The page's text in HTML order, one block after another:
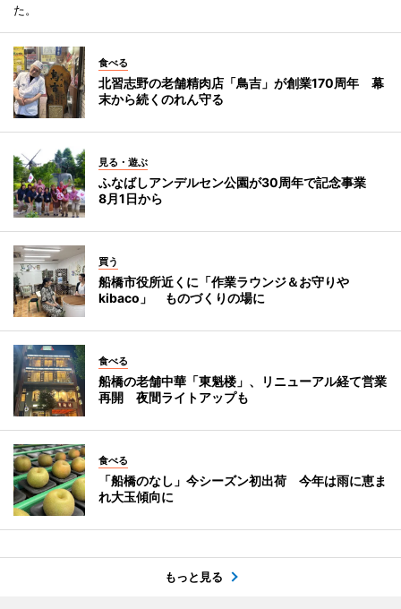
た。
食べる
北習志野の老舗精肉店「鳥吉」が創業170周年 幕
末から続くのれん守る
見る・遊ぶ
ふなばしアンデルセン公園が30周年で記念事業
8月1日から
買う
船橋市役所近くに「作業ラウンジ＆お守りや
kibaco」 ものづくりの場に
食べる
船橋の老舗中華「東魁楼」、リニューアル経て営業
再開 夜間ライトアップも
食べる
「船橋のなし」今シーズン初出荷 今年は雨に恵ま
れ大玉傾向に
もっと見る